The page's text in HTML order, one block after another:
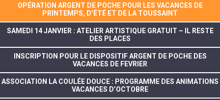
OPÉRATION ARGENT DE POCHE POUR LES VACANCES DE
PRINTEMPS, D’ÉTÉ ET DE LA TOUSSAINT
SAMEDI 14 JANVIER : ATELIER ARTISTIQUE GRATUIT – IL RESTE
DES PLACES
INSCRIPTION POUR LE DISPOSITIF ARGENT DE POCHE DES
VACANCES DE FEVRIER
ASSOCIATION LA COULÉE DOUCE : PROGRAMME DES ANIMATIONS
VACANCES D’OCTOBRE